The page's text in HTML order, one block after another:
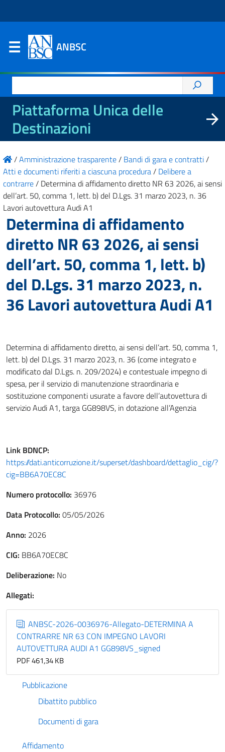
ANBSC
per:
Piattaforma Unica delle
Destinazioni
/Amministrazione trasparente/ Bandi di gara e contratti/
Atti e documenti riferiti a ciascuna procedura/ Delibere a
contrarre/ Determina di affidamento diretto NR 63 2026, ai sensi
dell’art. 50, comma 1, lett. b) del D.Lgs. 31 marzo 2023, n. 36
Lavori autovettura Audi A1
Determina di affidamento
diretto NR 63 2026, ai sensi
dell’art. 50, comma 1, lett. b)
del D.Lgs. 31 marzo 2023, n.
36 Lavori autovettura Audi A1
Determina di affidamento diretto, ai sensi dell’art. 50, comma 1,
lett. b) del D.Lgs. 31 marzo 2023, n. 36 (come integrato e
modificato dal D.Lgs. n. 209/2024) e contestuale impegno di
spesa, per il servizio di manutenzione straordinaria e
sostituzione componenti usurate a favore dell’autovettura di
servizio Audi A1, targa GG898VS, in dotazione all’Agenzia
Link BDNCP:
https://dati.anticorruzione.it/superset/dashboard/dettaglio_cig/?
cig=BB6A70EC8C
Numero protocollo: 36976
Data Protocollo: 05/05/2026
Anno: 2026
CIG: BB6A70EC8C
Deliberazione: No
Allegati:
ANBSC-2026-0036976-Allegato-DETERMINA A
CONTRARRE NR 63 CON IMPEGNO LAVORI
AUTOVETTURA AUDI A1 GG898VS_signed
PDF 461,34 KB
Pubblicazione
Dibattito pubblico
Documenti di gara
Affidamento